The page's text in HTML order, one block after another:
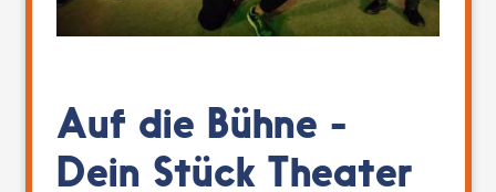
Auf die Bühne -
Dein Stück Theater